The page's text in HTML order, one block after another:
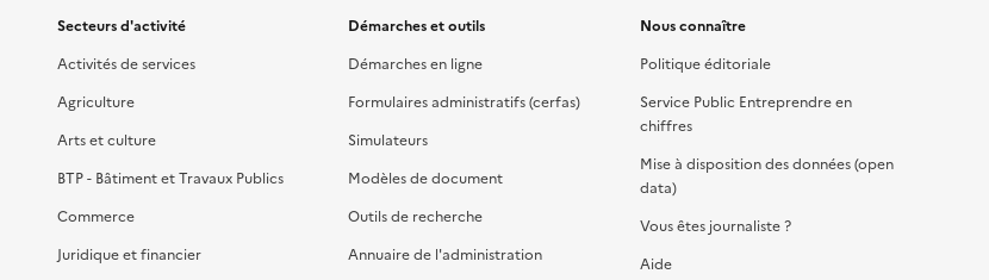
Secteurs d'activité
Activités de services
Agriculture
Arts et culture
BTP - Bâtiment et Travaux Publics
Commerce
Juridique et financier
Démarches et outils
Démarches en ligne
Formulaires administratifs (cerfas)
Simulateurs
Modèles de document
Outils de recherche
Annuaire de l'administration
Nous connaître
Politique éditoriale
Service Public Entreprendre en
chiffres
Mise à disposition des données (open
data)
Vous êtes journaliste ?
Aide